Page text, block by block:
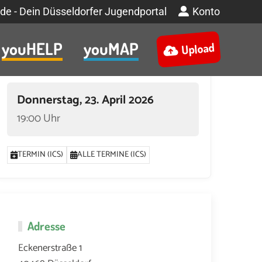
- Dein Düsseldorfer Jugendportal Konto
youHELP youMAP Upload
Donnerstag, 23. April 2026
19:00 Uhr
TERMIN (ICS) ALLE TERMINE (ICS)
Adresse
Eckenerstraße 1